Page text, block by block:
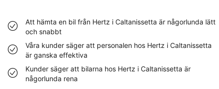
Att hämta en bil från Hertz i Caltanissetta är någorlunda lätt
och snabbt
Våra kunder säger att personalen hos Hertz i Caltanissetta
är ganska effektiva
Kunder säger att bilarna hos Hertz i Caltanissetta är
någorlunda rena